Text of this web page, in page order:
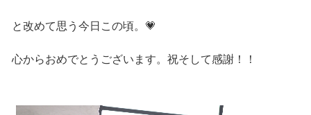
と改めて思う今日この頃。💗
心からおめでとうございます。祝そして感謝！！